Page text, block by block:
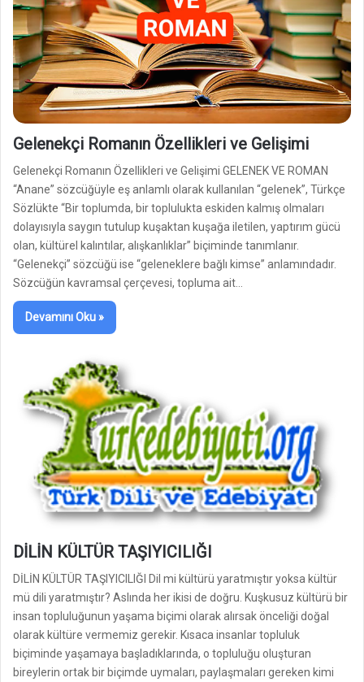
Gelenekçi Romanın Özellikleri ve Gelişimi
Gelenekçi Romanın Özellikleri ve Gelişimi GELENEK VE ROMAN
“Anane” sözcüğüyle eş anlamlı olarak kullanılan “gelenek”, Türkçe
Sözlükte “Bir toplumda, bir toplulukta eskiden kalmış olmaları
dolayısıyla saygın tutulup kuşaktan kuşağa iletilen, yaptırım gücü
olan, kültürel kalıntılar, alışkanlıklar” biçiminde tanımlanır.
“Gelenekçi” sözcüğü ise “geleneklere bağlı kimse” anlamındadır.
Sözcüğün kavramsal çerçevesi, topluma ait…
Devamını Oku »
DİLİN KÜLTÜR TAŞIYICILIĞI
DİLİN KÜLTÜR TAŞIYICILIĞI Dil mi kültürü yaratmıştır yoksa kültür
mü dili yaratmıştır? Aslında her ikisi de doğru. Kuşkusuz kültürü bir
insan topluluğunun yaşama biçimi olarak alırsak önceliği doğal
olarak kültüre vermemiz gerekir. Kısaca insanlar topluluk
biçiminde yaşamaya başladıklarında, o topluluğu oluşturan
bireylerin ortak bir biçimde uymaları, paylaşmaları gereken kimi